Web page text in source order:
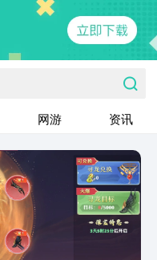
网游 资讯